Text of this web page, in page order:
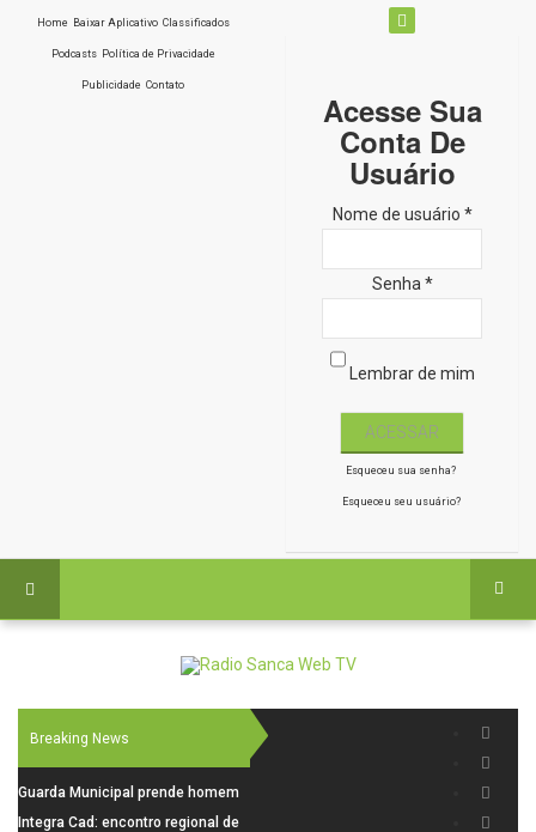
Home Baixar Aplicativo Classificados
Podcasts Política de Privacidade
Publicidade Contato
Acesse Sua
Conta De
Usuário
Nome de usuário *
Senha *
Lembrar de mim
Esqueceu sua senha?
Esqueceu seu usuário?
Breaking News
Guarda Municipal prende homem
por tentativa de furto em CEMEI
Integra Cad: encontro regional de